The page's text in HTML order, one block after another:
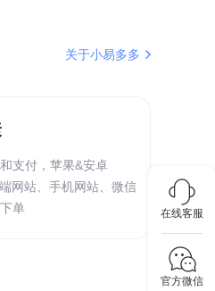
关于小易多多
支付，苹果&安卓
网站、手机网站、微信
单
在线客服
官方微信